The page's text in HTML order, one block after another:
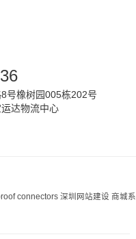
号橡树园005栋202号
达物流中心
connectors 深圳网站建设 商城系